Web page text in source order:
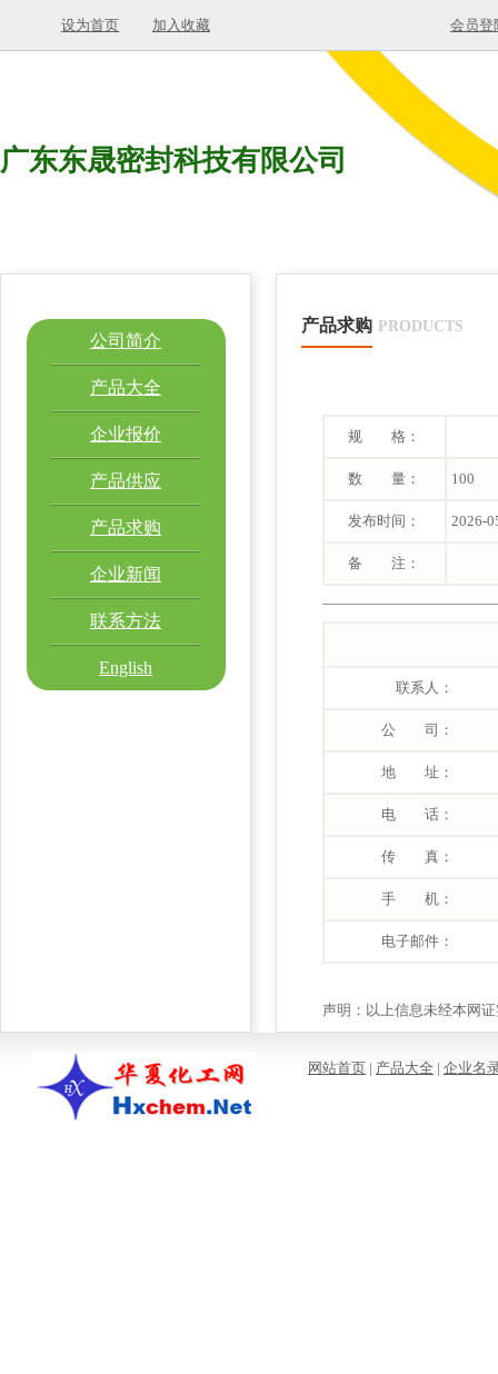
设为首页 加入收藏 会员登
广东东晟密封科技有限公司
公司简介
产品大全
企业报价
产品供应
产品求购
企业新闻
联系方法
English
产品求购 PRODUCTS
规 格：
数 量： 100
发布时间： 2026-
备 注：
联系人：
公 司：
地 址：
电 话：
传 真：
手 机：
电子邮件：
声明：以上信息未经本网
网站首页 | 产品大全 | 企业名